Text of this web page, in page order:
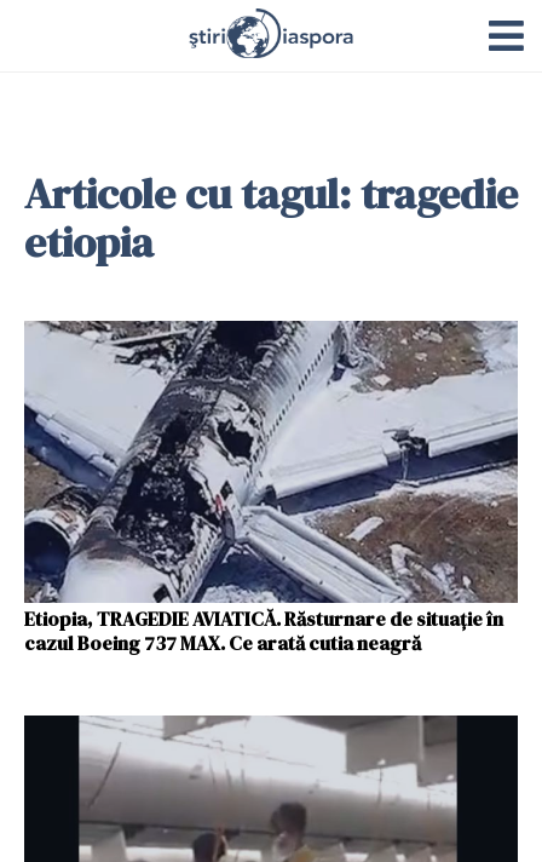
Articole cu tagul: tragedie
etiopia
Etiopia, TRAGEDIE AVIATICĂ. Răsturnare de situație în
cazul Boeing 737 MAX. Ce arată cutia neagră